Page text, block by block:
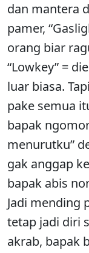
dan mantera
pamer,
orang biar
“Lowkey” =
luar biasa.
pake semua
bapak
menurutku”
gak anggap
bapak abis
Jadi mending
tetap jadi diri
akrab, bapak